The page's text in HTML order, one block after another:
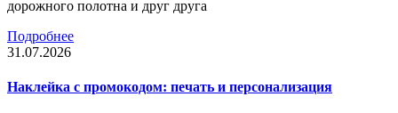
дорожного полотна и друг друга
Подробнее
31.07.2026
Наклейка c промокодом: печать и персонализация